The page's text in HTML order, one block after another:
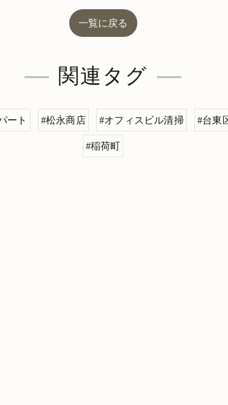
一覧に戻る
関連タグ
ート #松永商店 #オフィスビル清掃 #台東
#稲荷町